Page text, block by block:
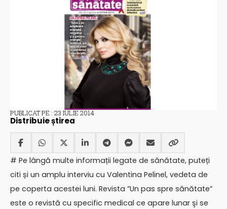
PUBLICAT PE : 23 IULIE 2014
Distribuie știrea
# Pe lângă multe informații legate de sănătate, puteți
citi și un amplu interviu cu Valentina Pelinel, vedeta de
pe coperta acestei luni. Revista ”Un pas spre sănătate”
este o revistă cu specific medical ce apare lunar şi se